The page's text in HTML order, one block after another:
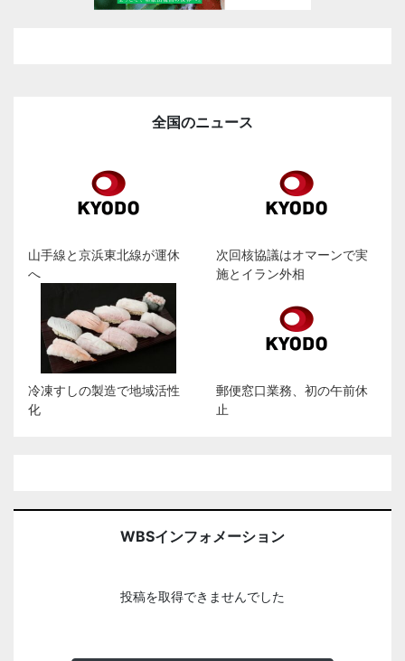
全国のニュース
山手線と京浜東北線が運休
へ
次回核協議はオマーンで実
施とイラン外相
冷凍すしの製造で地域活性
化
郵便窓口業務、初の午前休
止
WBSインフォメーション
投稿を取得できませんでした